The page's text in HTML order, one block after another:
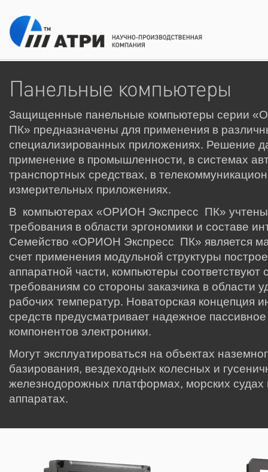
Панельные компьютеры
Защищенные панельные компьютеры серии
ПК» предназначены для применения в
специализированных приложениях. Решение
применение в промышленности, в системах
транспортных средствах, в
измерительных приложениях.
В компьютерах «ОРИОН Экспресс ПК» учтены
требования в области эргономики и составе
Семейство «ОРИОН Экспресс ПК» является
счет применения модульной структуры
аппаратной части, компьютеры
требованиям со стороны заказчика в области
рабочих температур. Новаторская концепция
средств предусматривает надежное
компонентов электроники.
Могут эксплуатироваться на объектах
базирования, вездеходных колесных и
железнодорожных платформах, морских судах
аппаратах.